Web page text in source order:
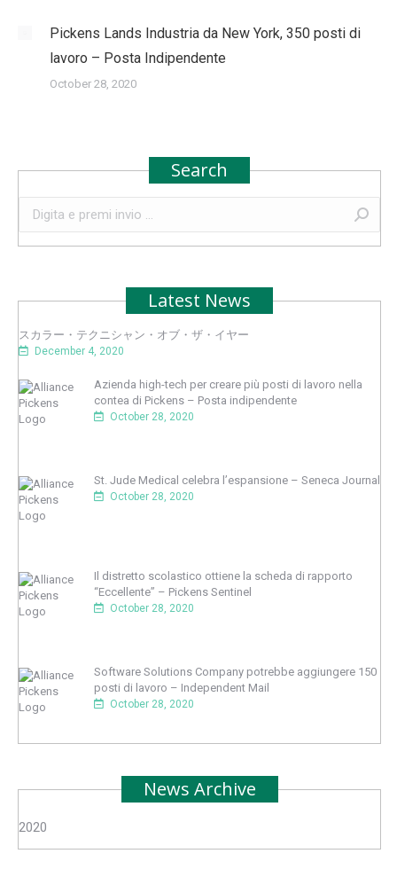
Pickens Lands Industria da New York, 350 posti di
lavoro – Posta Indipendente
October 28, 2020
Search
Search:
Latest News
スカラー・テクニシャン・オブ・ザ・イヤー
December 4, 2020
Azienda high-tech per creare più posti di lavoro nella
contea di Pickens – Posta indipendente
October 28, 2020
St. Jude Medical celebra l’espansione – Seneca Journal
October 28, 2020
Il distretto scolastico ottiene la scheda di rapporto
“Eccellente” – Pickens Sentinel
October 28, 2020
Software Solutions Company potrebbe aggiungere 150
posti di lavoro – Independent Mail
October 28, 2020
News Archive
2020